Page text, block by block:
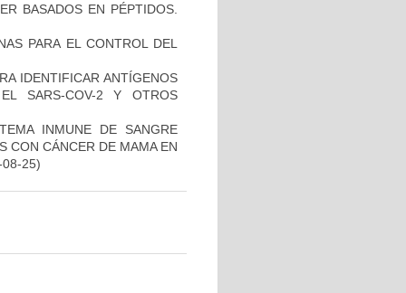
BASADOS EN PÉPTIDOS.
PARA EL CONTROL DEL
IDENTIFICAR ANTÍGENOS
SARS-COV-2 Y OTROS
INMUNE DE SANGRE
CON CÁNCER DE MAMA EN
25)